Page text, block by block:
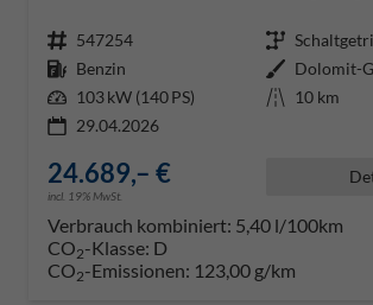
Fahrzeugnr. 547254 Getriebe
Kraftstoff Benzin Außenfarbe Dolomit-
Leistung 103 kW (140 PS) Kilometerstand 10 km
29.04.2026
24.689,– €
incl. 19% MwSt.
Verbrauch kombiniert: 5,40 l/100km
CO2-Klasse: D
CO2-Emissionen: 123,00 g/km